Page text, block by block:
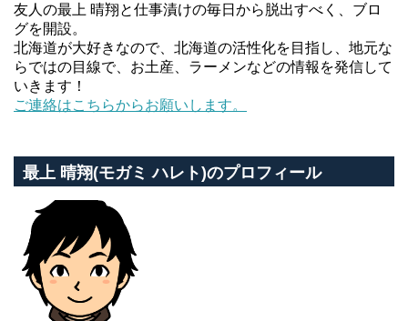
友人の最上 晴翔と仕事漬けの毎日から脱出すべく、ブロ
グを開設。
北海道が大好きなので、北海道の活性化を目指し、地元な
らではの目線で、お土産、ラーメンなどの情報を発信して
いきます！
ご連絡はこちらからお願いします。
最上 晴翔(モガミ ハレト)のプロフィール